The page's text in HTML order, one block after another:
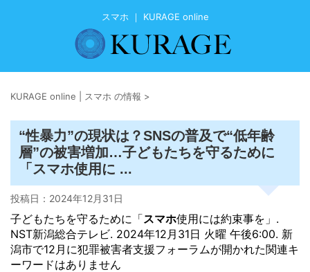
スマホ ｜ KURAGE online
KURAGE online | スマホ の情報 >
“性暴力”の現状は？SNSの普及で“低年齢
層”の被害増加…子どもたちを守るために
「 スマホ使用に ...
投稿日： 2024年12月31日
子どもたちを守るために「スマホ使用には約束事を」.
NST新潟総合テレビ. 2024年12月31日 火曜 午後6:00. 新
潟市で12月に犯罪被害者支援フォーラムが開かれた関連キ
ーワードはありません